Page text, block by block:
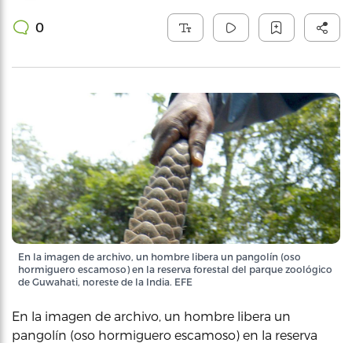
0
En la imagen de archivo, un hombre libera un pangolín (oso
hormiguero escamoso) en la reserva forestal del parque zoológico
de Guwahati, noreste de la India. EFE
En la imagen de archivo, un hombre libera un
pangolín (oso hormiguero escamoso) en la reserva